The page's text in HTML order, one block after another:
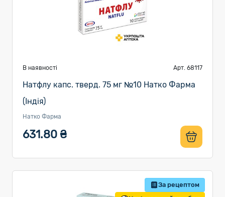
В наявності Арт. 68117
Натфлу капс. тверд. 75 мг №10 Натко Фарма
(Індія)
Натко Фарма
631.80 ₴
За рецептом